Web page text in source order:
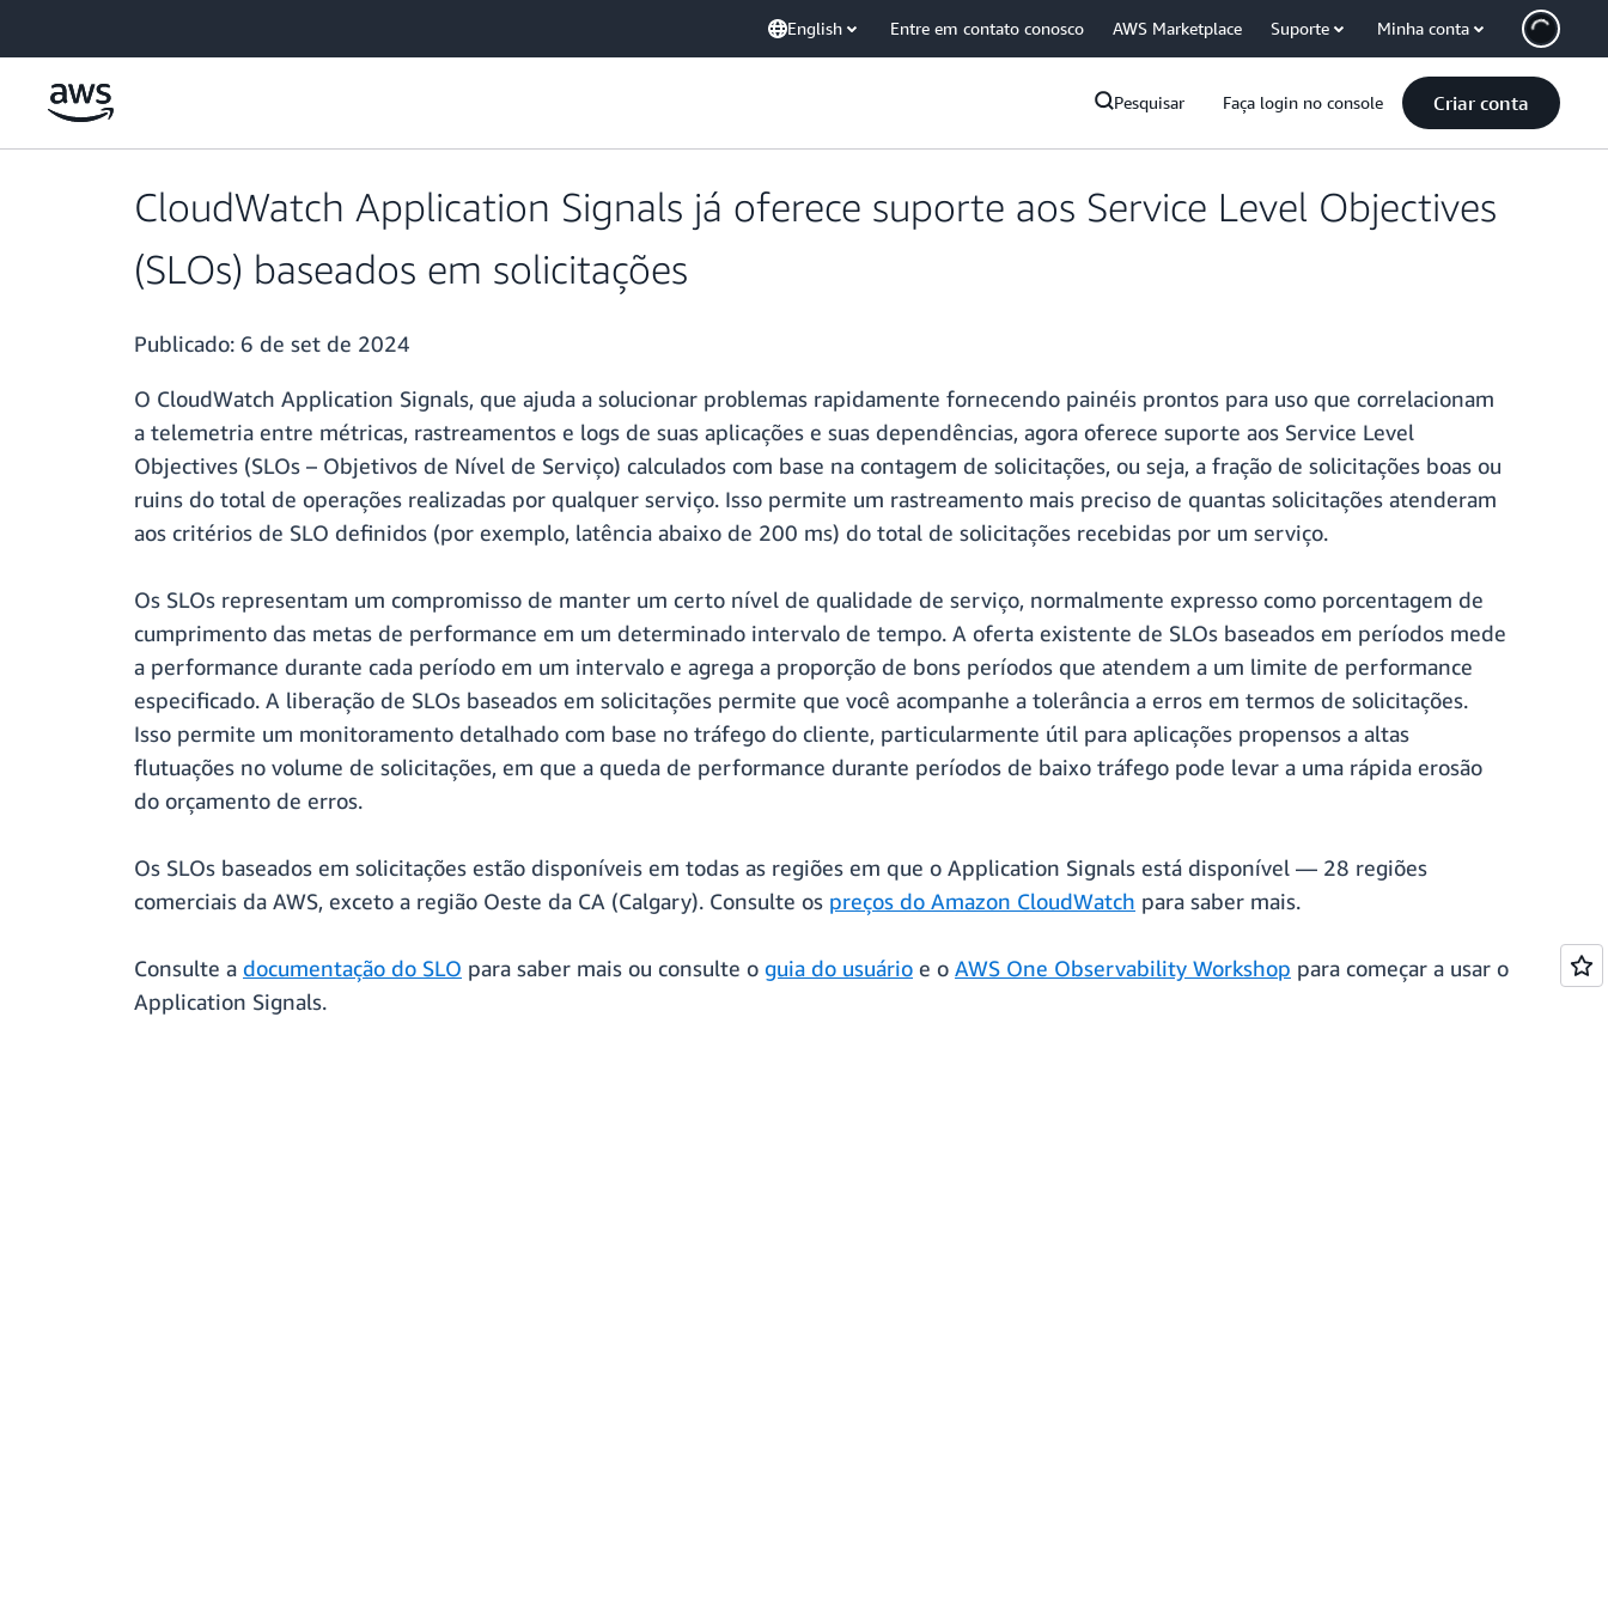
English Entre em contato conosco AWS Marketplace Suporte Minha conta
Pesquisar Faça login no console Criar conta
CloudWatch Application Signals já oferece suporte aos Service Level Objectives
(SLOs) baseados em solicitações
Publicado: 6 de set de 2024
O CloudWatch Application Signals, que ajuda a solucionar problemas rapidamente fornecendo painéis prontos para uso que correlacionam
a telemetria entre métricas, rastreamentos e logs de suas aplicações e suas dependências, agora oferece suporte aos Service Level
Objectives (SLOs – Objetivos de Nível de Serviço) calculados com base na contagem de solicitações, ou seja, a fração de solicitações boas ou
ruins do total de operações realizadas por qualquer serviço. Isso permite um rastreamento mais preciso de quantas solicitações atenderam
aos critérios de SLO definidos (por exemplo, latência abaixo de 200 ms) do total de solicitações recebidas por um serviço.
Os SLOs representam um compromisso de manter um certo nível de qualidade de serviço, normalmente expresso como porcentagem de
cumprimento das metas de performance em um determinado intervalo de tempo. A oferta existente de SLOs baseados em períodos mede
a performance durante cada período em um intervalo e agrega a proporção de bons períodos que atendem a um limite de performance
especificado. A liberação de SLOs baseados em solicitações permite que você acompanhe a tolerância a erros em termos de solicitações.
Isso permite um monitoramento detalhado com base no tráfego do cliente, particularmente útil para aplicações propensos a altas
flutuações no volume de solicitações, em que a queda de performance durante períodos de baixo tráfego pode levar a uma rápida erosão
do orçamento de erros.
Os SLOs baseados em solicitações estão disponíveis em todas as regiões em que o Application Signals está disponível — 28 regiões
comerciais da AWS, exceto a região Oeste da CA (Calgary). Consulte os preços do Amazon CloudWatch para saber mais.
Consulte a documentação do SLO para saber mais ou consulte o guia do usuário e o AWS One Observability Workshop para começar a usar o
Application Signals.